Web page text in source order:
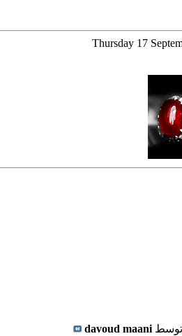
Thursday 17
توسط davoud maani